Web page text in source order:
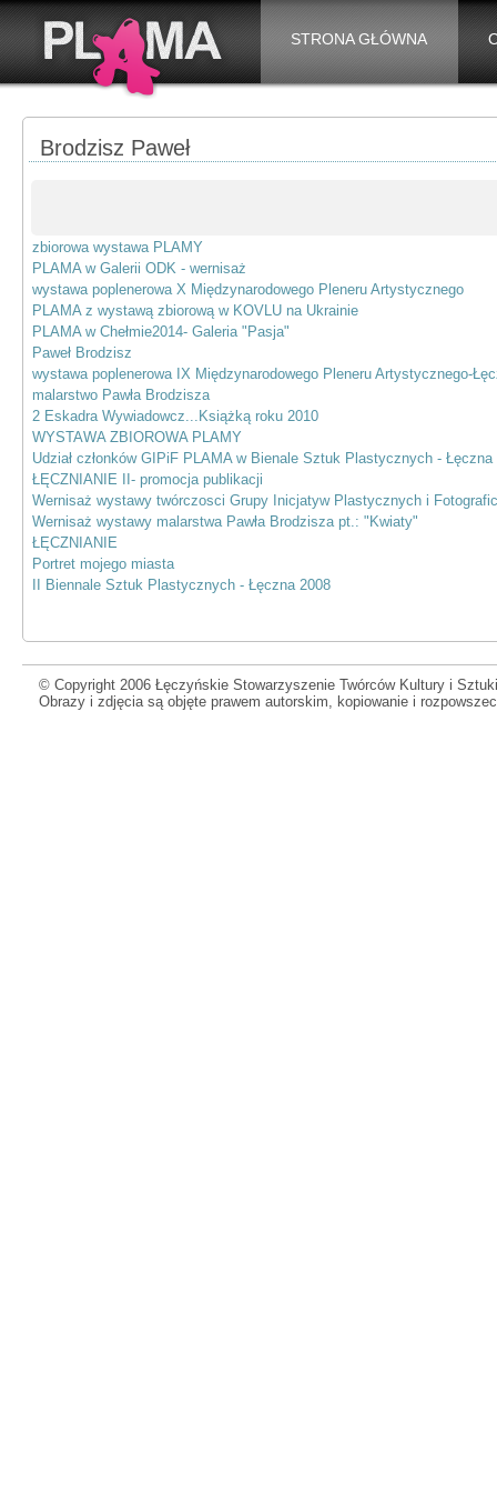
STRONA GŁÓWNA
Brodzisz Paweł
zbiorowa wystawa PLAMY
PLAMA w Galerii ODK - wernisaż
wystawa poplenerowa X Międzynarodowego Pleneru Artystycznego
PLAMA z wystawą zbiorową w KOVLU na Ukrainie
PLAMA w Chełmie2014- Galeria "Pasja"
Paweł Brodzisz
wystawa poplenerowa IX Międzynarodowego Pleneru Artystycznego-
malarstwo Pawła Brodzisza
2 Eskadra Wywiadowcz...Książką roku 2010
WYSTAWA ZBIOROWA PLAMY
Udział członków GIPiF PLAMA w Bienale Sztuk Plastycznych - Łęczna
ŁĘCZNIANIE II- promocja publikacji
Wernisaż wystawy twórczosci Grupy Inicjatyw Plastycznych i
Wernisaż wystawy malarstwa Pawła Brodzisza pt.: "Kwiaty"
ŁĘCZNIANIE
Portret mojego miasta
II Biennale Sztuk Plastycznych - Łęczna 2008
© Copyright 2006 Łęczyńskie Stowarzyszenie Twórców Kultury i
Obrazy i zdjęcia są objęte prawem autorskim, kopiowanie i